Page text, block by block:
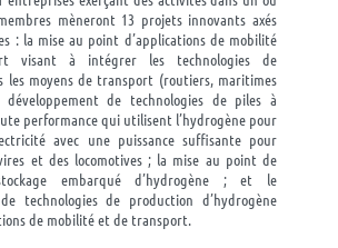
mèneront 13 projets innovants axés
: la mise au point d’applications de mobilité
visant à intégrer les technologies de
les moyens de transport (routiers, maritimes
de technologies de piles à
performance qui utilisent l’hydrogène pour
avec une puissance suffisante pour
et des locomotives ; la mise au point de
embarqué d’hydrogène ; et le
technologies de production d’hydrogène
de mobilité et de transport.